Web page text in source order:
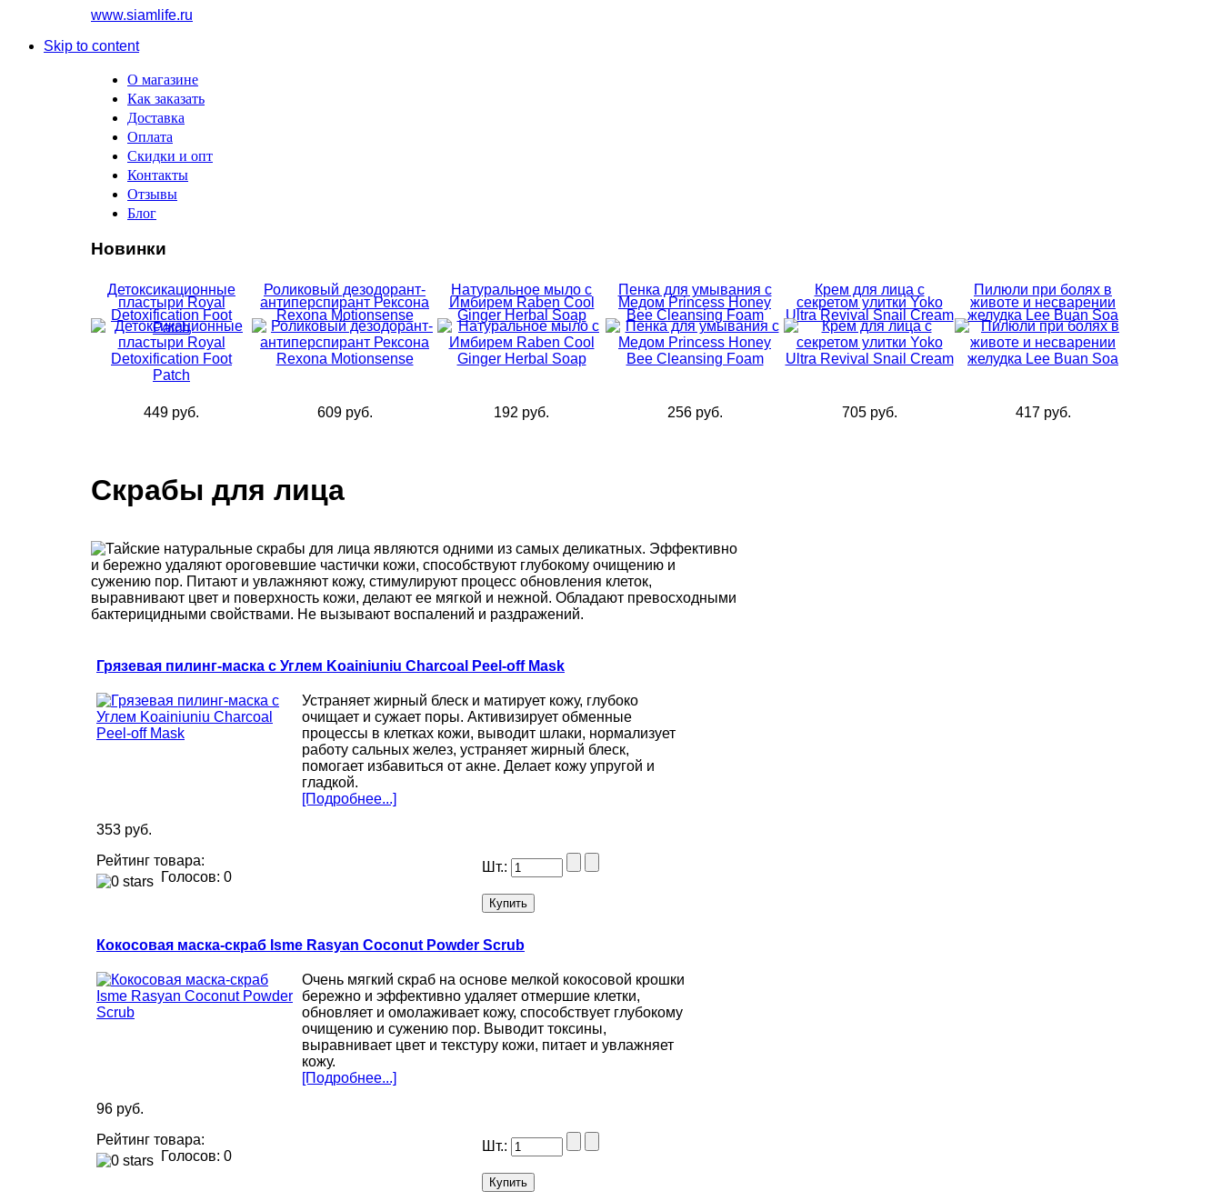
www.siamlife.ru
Skip to content
О магазине
Как заказать
Доставка
Оплата
Скидки и опт
Контакты
Отзывы
Блог
Новинки
Детоксикационные
пластыри Royal
Detoxification Foot
Patch
449 руб.
Роликовый дезодорант-
антиперспирант Рексона
Rexona Motionsense
609 руб.
Натуральное мыло с
Имбирем Raben Cool
Ginger Herbal Soap
192 руб.
Пенка для умывания с
Медом Princess Honey
Bee Cleansing Foam
256 руб.
Крем для лица с
секретом улитки Yoko
Ultra Revival Snail Cream
705 руб.
Пилюли при болях в
животе и несварении
желудка Lee Buan Soa
417 руб.
Скрабы для лица
Тайские натуральные скрабы для лица являются одними из самых деликатных. Эффективно
и бережно удаляют ороговевшие частички кожи, способствуют глубокому очищению и
сужению пор. Питают и увлажняют кожу, стимулируют процесс обновления клеток,
выравнивают цвет и поверхность кожи, делают ее мягкой и нежной. Обладают превосходными
бактерицидными свойствами. Не вызывают воспалений и раздражений.
Грязевая пилинг-маска с Углем Koainiuniu Charcoal Peel-off Mask
Устраняет жирный блеск и матирует кожу, глубоко
очищает и сужает поры. Активизирует обменные
процессы в клетках кожи, выводит шлаки, нормализует
работу сальных желез, устраняет жирный блеск,
помогает избавиться от акне. Делает кожу упругой и
гладкой.
[Подробнее...]
353 руб.
Рейтинг товара:
Голосов: 0
Шт.:
Кокосовая маска-скраб Isme Rasyan Coconut Powder Scrub
Очень мягкий скраб на основе мелкой кокосовой крошки
бережно и эффективно удаляет отмершие клетки,
обновляет и омолаживает кожу, способствует глубокому
очищению и сужению пор. Выводит токсины,
выравнивает цвет и текстуру кожи, питает и увлажняет
кожу.
[Подробнее...]
96 руб.
Рейтинг товара:
Голосов: 0
Шт.: